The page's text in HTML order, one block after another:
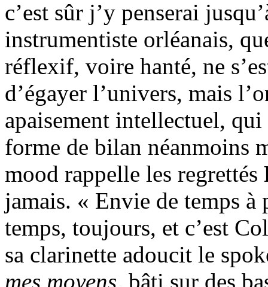
c’est sûr j’y penserai
instrumentiste orléanais,
réflexif, voire hanté, ne
d’égayer l’univers, mais
apaisement intellectuel,
forme de bilan néanmoins
mood rappelle les regrettés
jamais. « Envie de temps à
temps, toujours, et c’est
sa clarinette adoucit le
mes moyens, bâti sur des